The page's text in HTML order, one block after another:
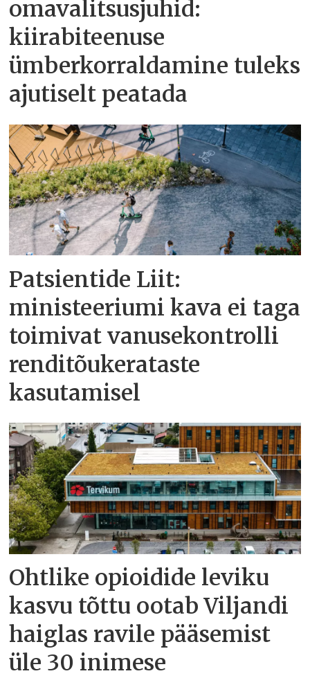
omavalitsusjuhid:
kiirabiteenuse
ümberkorraldamine tuleks
ajutiselt peatada
Patsientide Liit:
ministeeriumi kava ei taga
toimivat vanusekontrolli
renditõukerataste
kasutamisel
Ohtlike opioidide leviku
kasvu tõttu ootab Viljandi
haiglas ravile pääsemist
üle 30 inimese